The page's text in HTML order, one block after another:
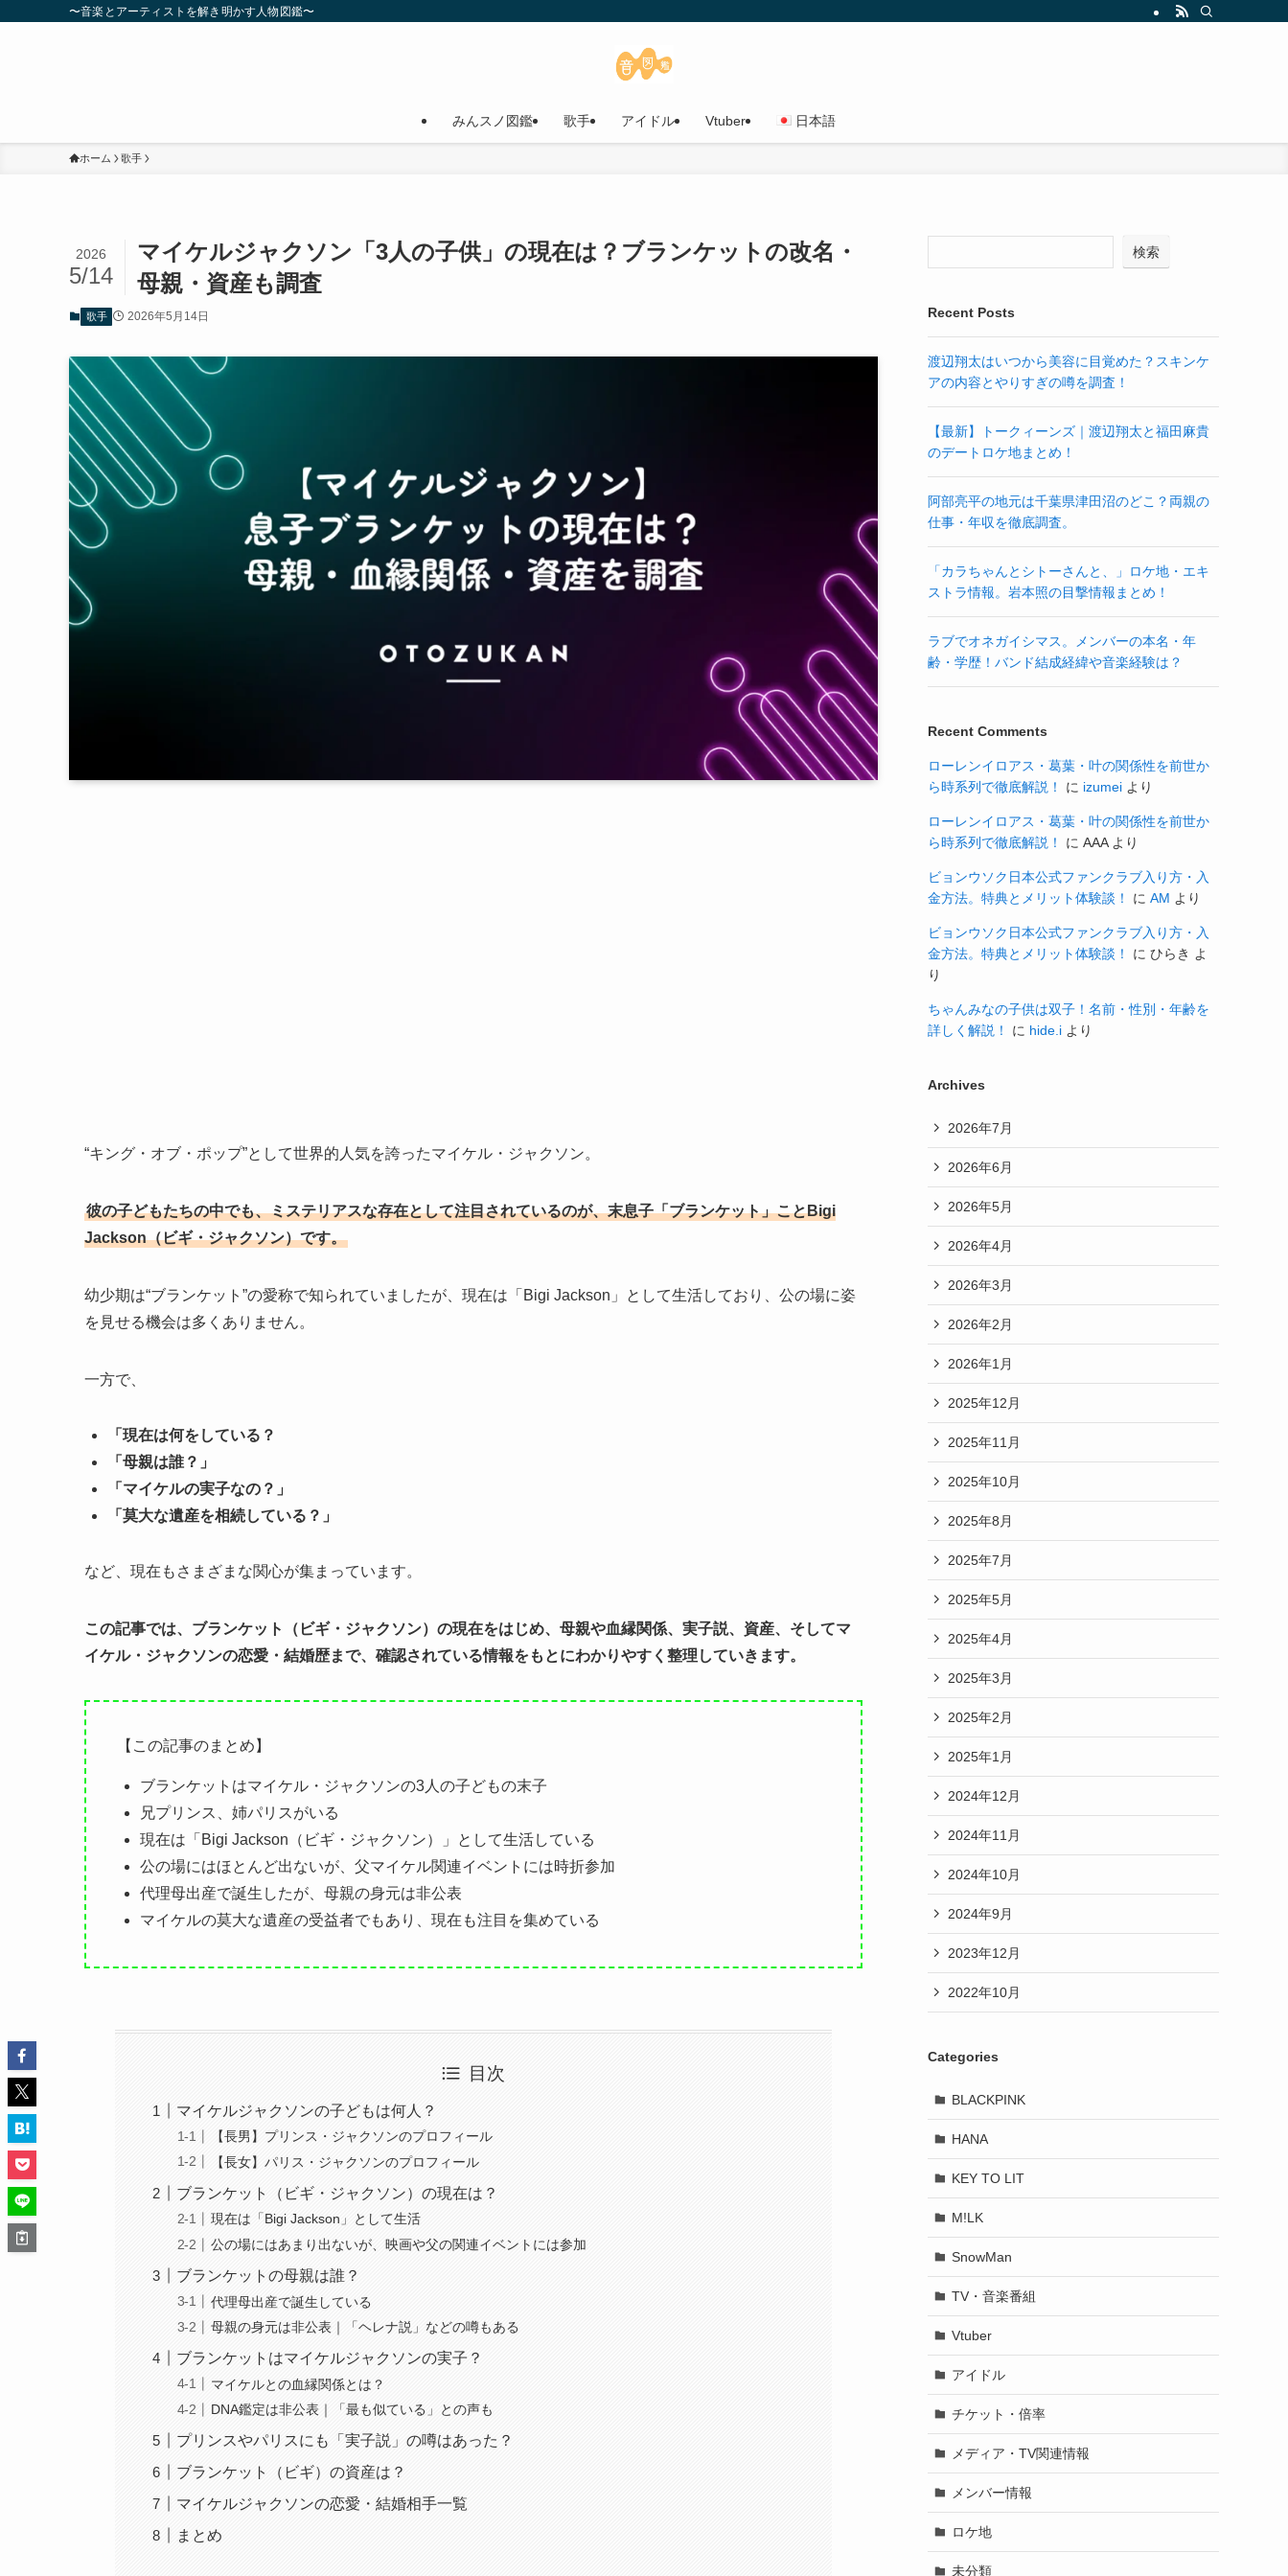
〜音楽とアーティストを解き明かす人物図鑑〜
みんスノ図鑑 歌手 アイドル Vtuber 日本語
ホーム 歌手
マイケルジャクソン「3人の子供」の現在は？ブランケットの改名・
母親・資産も調査
2026
5/14
歌手 2026年5月14日
“キング・オブ・ポップ”として世界的人気を誇ったマイケル・ジャクソン。
彼の子どもたちの中でも、ミステリアスな存在として注目されているのが、末息子「ブランケット」ことBigi
Jackson（ビギ・ジャクソン）です。
幼少期は“ブランケット”の愛称で知られていましたが、現在は「Bigi Jackson」として生活しており、公の場に姿
を見せる機会は多くありません。
一方で、
「現在は何をしている？
「母親は誰？」
「マイケルの実子なの？」
「莫大な遺産を相続している？」
など、現在もさまざまな関心が集まっています。
この記事では、ブランケット（ビギ・ジャクソン）の現在をはじめ、母親や血縁関係、実子説、資産、そしてマ
イケル・ジャクソンの恋愛・結婚歴まで、確認されている情報をもとにわかりやすく整理していきます。
【この記事のまとめ】
ブランケットはマイケル・ジャクソンの3人の子どもの末子
兄プリンス、姉パリスがいる
現在は「Bigi Jackson（ビギ・ジャクソン）」として生活している
公の場にはほとんど出ないが、父マイケル関連イベントには時折参加
代理母出産で誕生したが、母親の身元は非公表
マイケルの莫大な遺産の受益者でもあり、現在も注目を集めている
目次
マイケルジャクソンの子どもは何人？
【長男】プリンス・ジャクソンのプロフィール
【長女】パリス・ジャクソンのプロフィール
ブランケット（ビギ・ジャクソン）の現在は？
現在は「Bigi Jackson」として生活
公の場にはあまり出ないが、映画や父の関連イベントには参加
ブランケットの母親は誰？
代理母出産で誕生している
母親の身元は非公表｜「ヘレナ説」などの噂もある
ブランケットはマイケルジャクソンの実子？
マイケルとの血縁関係とは？
DNA鑑定は非公表｜「最も似ている」との声も
プリンスやパリスにも「実子説」の噂はあった？
ブランケット（ビギ）の資産は？
マイケルジャクソンの恋愛・結婚相手一覧
まとめ
検索
Recent Posts
渡辺翔太はいつから美容に目覚めた？スキンケ
アの内容とやりすぎの噂を調査！
【最新】トークィーンズ｜渡辺翔太と福田麻貴
のデートロケ地まとめ！
阿部亮平の地元は千葉県津田沼のどこ？両親の
仕事・年収を徹底調査。
「カラちゃんとシトーさんと、」ロケ地・エキ
ストラ情報。岩本照の目撃情報まとめ！
ラブでオネガイシマス。メンバーの本名・年
齢・学歴！バンド結成経緯や音楽経験は？
Recent Comments
ローレンイロアス・葛葉・叶の関係性を前世か
ら時系列で徹底解説！
に izumei より
ローレンイロアス・葛葉・叶の関係性を前世か
ら時系列で徹底解説！
に AAAより
ビョンウソク日本公式ファンクラブ入り方・入
金方法。特典とメリット体験談！
に AM より
ビョンウソク日本公式ファンクラブ入り方・入
金方法。特典とメリット体験談！
に ひらき よ
り
ちゃんみなの子供は双子！名前・性別・年齢を
詳しく解説！
に hide.i より
Archives
2026年7月
2026年6月
2026年5月
2026年4月
2026年3月
2026年2月
2026年1月
2025年12月
2025年11月
2025年10月
2025年8月
2025年7月
2025年5月
2025年4月
2025年3月
2025年2月
2025年1月
2024年12月
2024年11月
2024年10月
2024年9月
2023年12月
2022年10月
Categories
BLACKPINK
HANA
KEY TO LIT
M!LK
SnowMan
TV・音楽番組
Vtuber
アイドル
チケット・倍率
メディア・TV関連情報
メンバー情報
ロケ地
未分類